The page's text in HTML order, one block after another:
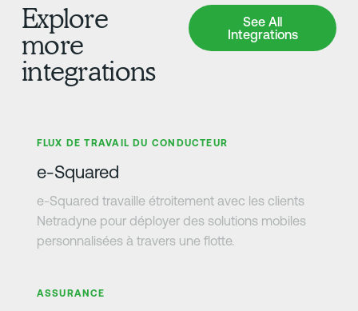
Explore
more
integrations
See All
Integrations
See All Integrations
FLUX DE TRAVAIL DU CONDUCTEUR
e-Squared
e-Squared travaille étroitement avec les clients
Netradyne pour déployer des solutions mobiles
personnalisées à travers une flotte.
ASSURANCE